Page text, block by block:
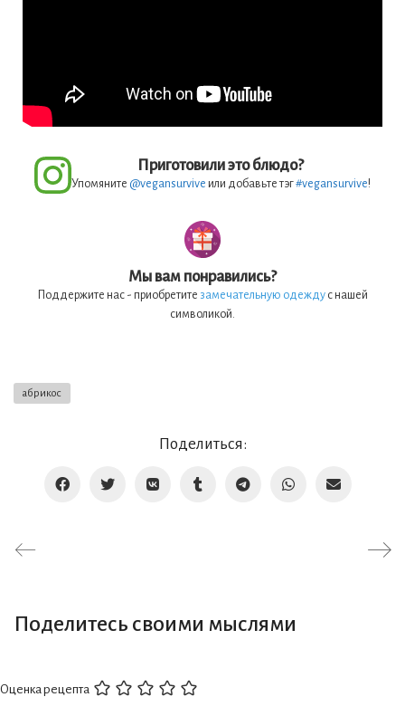
Приготовили это блюдо?
Упомяните @vegansurvive или добавьте тэг#vegansurvive!
Мы вам понравились?
Поддержите нас - приобретите замечательную одежду с нашей
символикой.
абрикос
Поделиться:
Поделитесь своими мыслями
Оценка рецепта